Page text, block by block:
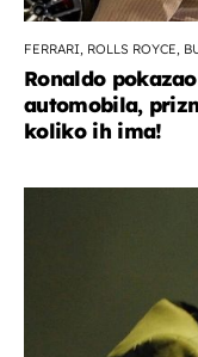
FERRARI, ROLLS ROYCE,
Ronaldo
automobila,
koliko ih ima!